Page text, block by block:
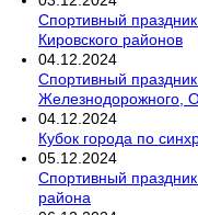
Спортивный
Кировского районов
04 12 2024
Спортивный
Железнодорожного,
04 12 2024
Кубок города по
05 12 2024
Спортивный
района